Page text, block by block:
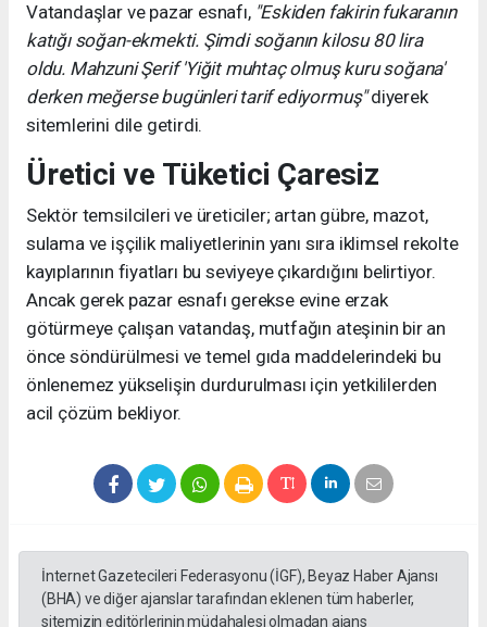
Vatandaşlar ve pazar esnafı, "Eskiden fakirin fukaranın
katığı soğan-ekmekti. Şimdi soğanın kilosu 80 lira
oldu. Mahzuni Şerif 'Yiğit muhtaç olmuş kuru soğana'
derken meğerse bugünleri tarif ediyormuş"diyerek
sitemlerini dile getirdi.
Üretici ve Tüketici Çaresiz
Sektör temsilcileri ve üreticiler; artan gübre, mazot,
sulama ve işçilik maliyetlerinin yanı sıra iklimsel rekolte
kayıplarının fiyatları bu seviyeye çıkardığını belirtiyor.
Ancak gerek pazar esnafı gerekse evine erzak
götürmeye çalışan vatandaş, mutfağın ateşinin bir an
önce söndürülmesi ve temel gıda maddelerindeki bu
önlenemez yükselişin durdurulması için yetkililerden
acil çözüm bekliyor.
İnternet Gazetecileri Federasyonu (İGF), Beyaz Haber Ajansı
(BHA) ve diğer ajanslar tarafından eklenen tüm haberler,
sitemizin editörlerinin müdahalesi olmadan ajans